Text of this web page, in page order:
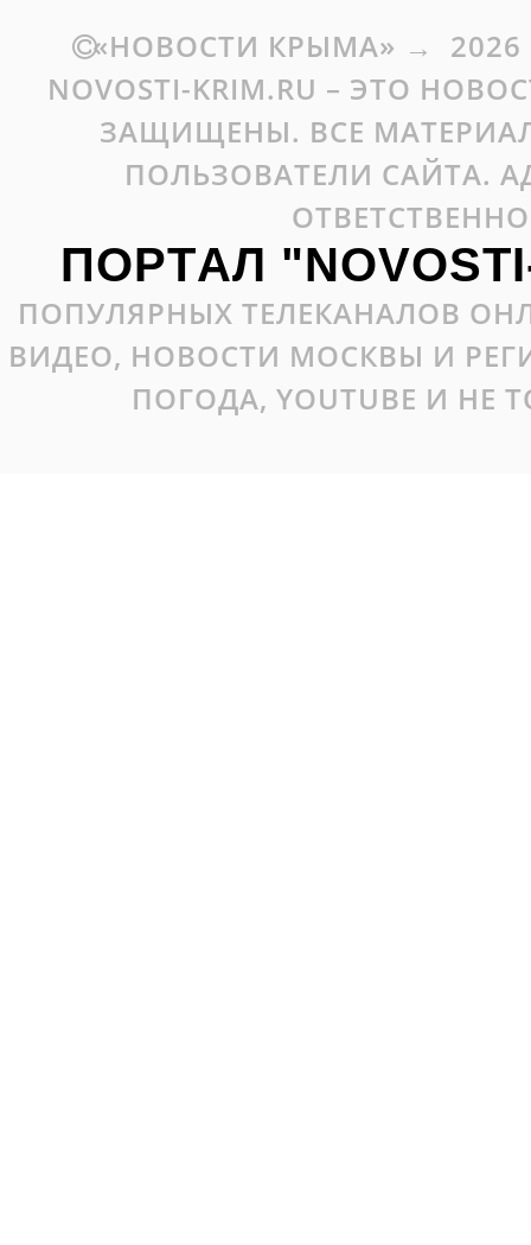
«НОВОСТИ КРЫМА» → 2026
NOVOSTI-KRIM.RU – ЭТО
ЗАЩИЩЕНЫ. ВСЕ
ПОЛЬЗОВАТЕЛИ САЙТА.
ПОРТАЛ
ПОПУЛЯРНЫХ ТЕЛЕКАНАЛОВ
ВИДЕО, НОВОСТИ МОСКВЫ И
ПОГОДА, YOUTUBE И